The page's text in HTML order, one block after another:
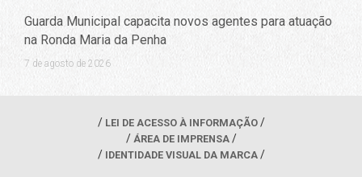
Guarda Municipal capacita novos agentes para atuação
na Ronda Maria da Penha
7 de agosto de 2026
LEI DE ACESSO À INFORMAÇÃO
ÁREA DE IMPRENSA
IDENTIDADE VISUAL DA MARCA